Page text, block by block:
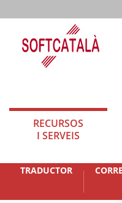
RECURSOS
I SERVEIS
TRADUCTOR